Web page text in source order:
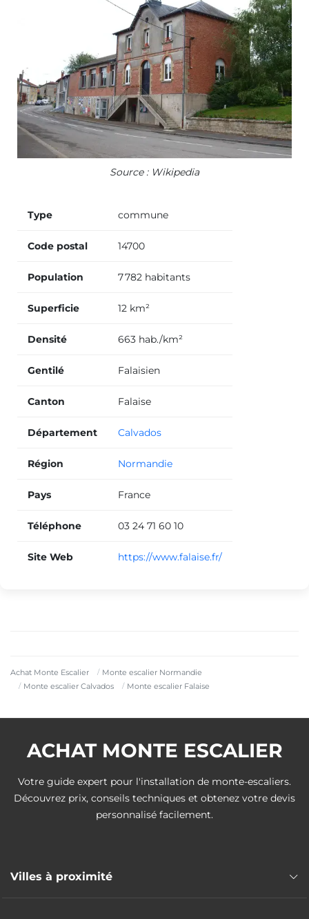
Achat Monte Escalier
Monte escalier Normandie
Monte escalier Calvados
Monte escalier Falaise
Source : Wikipedia
Type commune
Code postal 14700
Population 7 782 habitants
Superficie 12 km²
Densité 663 hab./km²
Gentilé Falaisien
Canton Falaise
Département Calvados
Région Normandie
Pays France
Téléphone 03 24 71 60 10
Site Web https://www.falaise.fr/
ACHAT MONTE ESCALIER
Votre guide expert pour l'installation de monte-escaliers.
Découvrez prix, conseils techniques et obtenez votre devis
personnalisé facilement.
Villes à proximité